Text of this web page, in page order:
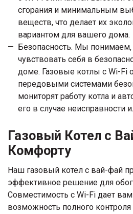
сгорания и минимальным
веществ, что делает их
вариантом для вашего дома.
Безопасность. Мы
чувствовать себя в
доме. Газовые котлы с Wi-Fi
передовыми системами
мониторят работу котла и
его в случае неисправности
Газовый Котел с
Комфорту
Наш газовый котел с вай-фай
эффективное решение для
Совместимость с Wi-Fi дает
возможность полного